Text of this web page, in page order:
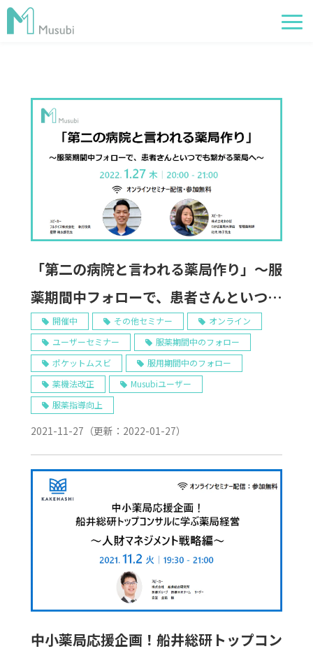
服薬フォロー
経営管理
AI在庫管理
お役立ち情報
イベント
「第二の病院と言われる薬局作り」～服
薬期間中フォローで、患者さんといつで
も繋がる薬局へ～1/27 Web開催
開催中 その他セミナー
オンライン
ユーザーセミナー
服薬期間中のフォロー
ポケットムスビ
服用期間中のフォロー
薬機法改正
Musubiユーザー
服薬指導向上
2021-11-27 （更新： 2022-01-27）
中小薬局応援企画！船井総研トップコン